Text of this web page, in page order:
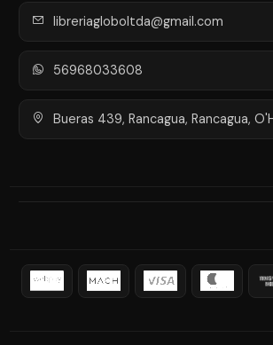
libreriagloboltda@gmail.com
56968033608
Bueras 439, Rancagua, Rancagua,